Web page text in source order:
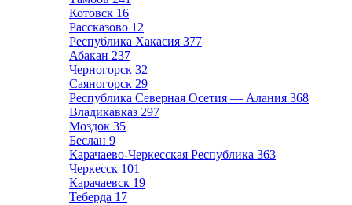
Котовск 16
Рассказово 12
Республика Хакасия 377
Абакан 237
Черногорск 32
Саяногорск 29
Республика Северная Осетия — Алания 368
Владикавказ 297
Моздок 35
Беслан 9
Карачаево-Черкесская Республика 363
Черкесск 101
Карачаевск 19
Теберда 17